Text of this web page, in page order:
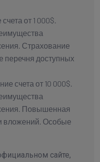
от 1 000$.
Страхование
доступных
счета от 10 000$.
Повышенная
вложений. Особые
сайте,